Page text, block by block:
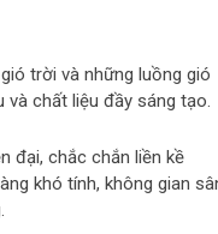
trời và những luồng gió
chất liệu đầy sáng tạo.
đại, chắc chắn liền kề
khó tính, không gian